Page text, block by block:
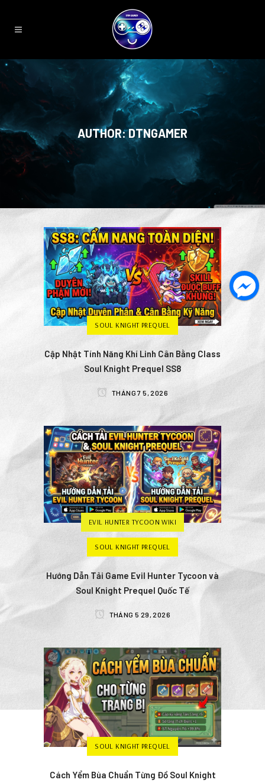
AUTHOR: DTNGAMER
SOUL KNIGHT PREQUEL
Cập Nhật Tính Năng Khí Linh Cân Bằng Class
Soul Knight Prequel SS8
THÁNG 7 5, 2026
EVIL HUNTER TYCOON WIKI
SOUL KNIGHT PREQUEL
Hướng Dẫn Tải Game Evil Hunter Tycoon và
Soul Knight Prequel Quốc Tế
THÁNG 5 29, 2026
SOUL KNIGHT PREQUEL
Cách Yểm Bùa Chuẩn Từng Đồ Soul Knight